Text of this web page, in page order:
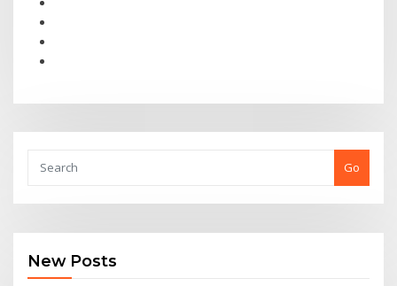
Go
New Posts